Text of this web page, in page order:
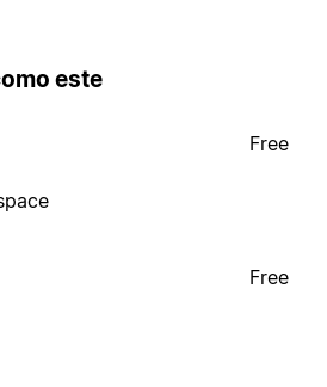
este
Free
Free